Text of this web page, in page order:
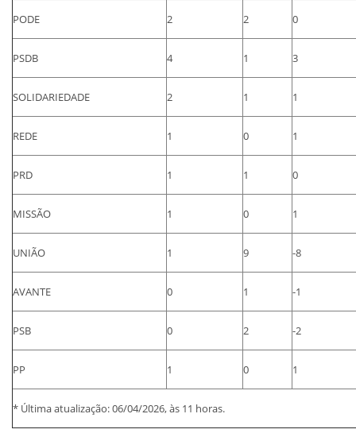
PODE 2 2 0
PSDB 4 1 3
SOLIDARIEDADE 2 1 1
REDE 1 0 1
PRD 1 1 0
MISSÃO 1 0 1
UNIÃO 1 9 -8
AVANTE 0 1 -1
PSB 0 2 -2
PP 1 0 1
* Última atualização: 06/04/2026, às 11 horas.